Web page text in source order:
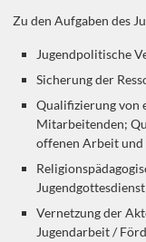
Zu den Aufgaben des
Jugendpolitische
Sicherung der
Qualifizierung von
Mitarbeitenden;
offenen Arbeit und
Vernetzung der
Jugendarbeit /